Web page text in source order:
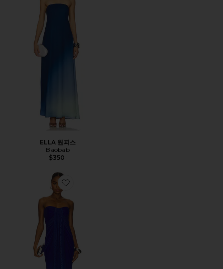
ELLA 원피스
Baobab
$350
Favorite LENA 맥시원피스